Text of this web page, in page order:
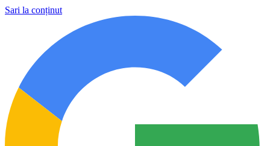
Sari la conținut